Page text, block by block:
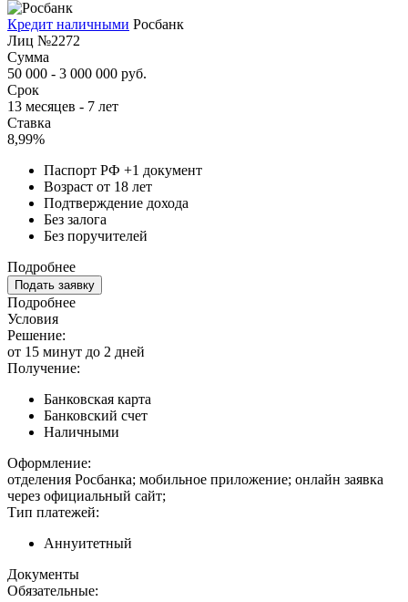
Кредит наличными Росбанк
Лиц №2272
Сумма
50 000 - 3 000 000 руб.
Срок
13 месяцев - 7 лет
Ставка
8,99%
Паспорт РФ +1 документ
Возраст от 18 лет
Подтверждение дохода
Без залога
Без поручителей
Подробнее
Подать заявку
Подробнее
Условия
Решение:
от 15 минут до 2 дней
Получение:
Банковская карта
Банковский счет
Наличными
Оформление:
отделения Росбанка; мобильное приложение; онлайн заявка
через официальный сайт;
Тип платежей:
Аннуитетный
Документы
Обязательные: